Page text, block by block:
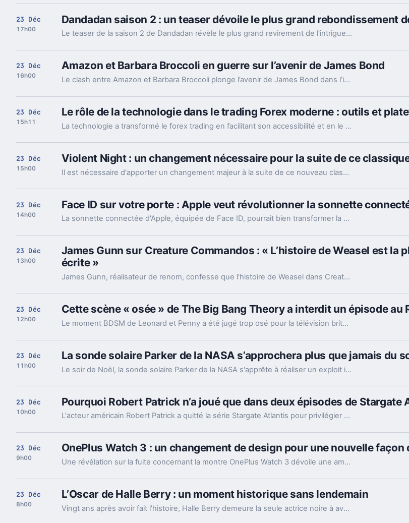
23 Déc
17h00
Dandadan saison 2 : un teaser dévoile le plus grand rebondissement
Le teaser de la saison 2 de Dandadan révèle le plus grand revirement de l'intrigue de l'anime, bouleversant les attentes des fans.
23 Déc
16h00
Amazon et Barbara Broccoli en guerre sur l’avenir de James Bond
Le clash entre Amazon et Barbara Broccoli plonge l’avenir de James Bond dans l’incertitude, le géant du streaming cherchant à imposer sa vision de l'espion britannique.
23 Déc
15h11
Le rôle de la technologie dans le trading Forex moderne : outils et
La technologie a transformé le forex trading en facilitant son accessibilité et en le rendant plus efficace. Les traders individuels disposent aujourd’hui d’une panoplie d’outils technologiques, allant des applications mobiles aux algorithmes sophistiqués d’intelligence artificielle.
23 Déc
15h00
Violent Night : un changement nécessaire pour la suite de ce
Il est nécessaire d'apporter un changement majeur à la suite de ce nouveau classique culte de Noël pour continuer à captiver les spectateurs.
23 Déc
14h00
Face ID sur votre porte : Apple veut révolutionner la sonnette
La sonnette connectée d'Apple, équipée de Face ID, pourrait bien transformer la manière dont nous ouvrons nos portes, avec une solution à la fois pratique et sécurisée.
23 Déc
13h00
James Gunn sur Creature Commandos : « L’histoire de Weasel est la
écrite »
James Gunn, réalisateur de renom, confesse que l'histoire de Weasel dans Creature Commandos est la chose la plus triste qu'il ait jamais écrite, révélant ainsi une dimension émotionnelle surprenante de ce personnage.
23 Déc
12h00
Cette scène « osée » de The Big Bang Theory a interdit un épisode au
Le moment BDSM de Leonard et Penny a été jugé trop osé pour la télévision britannique.
23 Déc
11h00
La sonde solaire Parker de la NASA s’approchera plus que jamais du
Le soir de Noël, la sonde solaire Parker de la NASA s'apprête à réaliser un exploit inédit en s'approchant plus près du soleil que jamais auparavant.
23 Déc
10h00
Pourquoi Robert Patrick n’a joué que dans deux épisodes de Stargate
L'acteur américain Robert Patrick a quitté la série Stargate Atlantis pour privilégier sa vie de famille à Los Angeles, loin du tournage à Vancouver.
23 Déc
9h00
OnePlus Watch 3 : un changement de design pour une nouvelle façon
Une révélation sur la fuite concernant la montre OnePlus Watch 3 dévoile une amélioration majeure de son design, introduisant une nouvelle manière innovante de naviguer sur l'appareil.
23 Déc
8h00
L’Oscar de Halle Berry : un moment historique sans lendemain
Vingt ans après avoir fait l’histoire, Halle Berry demeure la seule actrice noire à avoir remporté l’Oscar de la meilleure actrice.